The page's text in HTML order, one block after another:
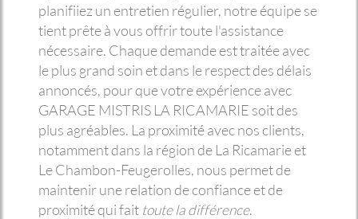
planifiiez un entretien régulier, notre équipe se
tient prête à vous offrir toute l'assistance
nécessaire. Chaque demande est traitée avec
le plus grand soin et dans le respect des délais
annoncés, pour que votre expérience avec
GARAGE MISTRIS LA RICAMARIE soit des
plus agréables. La proximité avec nos clients,
notamment dans la région de La Ricamarie et
Le Chambon-Feugerolles, nous permet de
maintenir une relation de confiance et de
proximité qui fait toute la différence.